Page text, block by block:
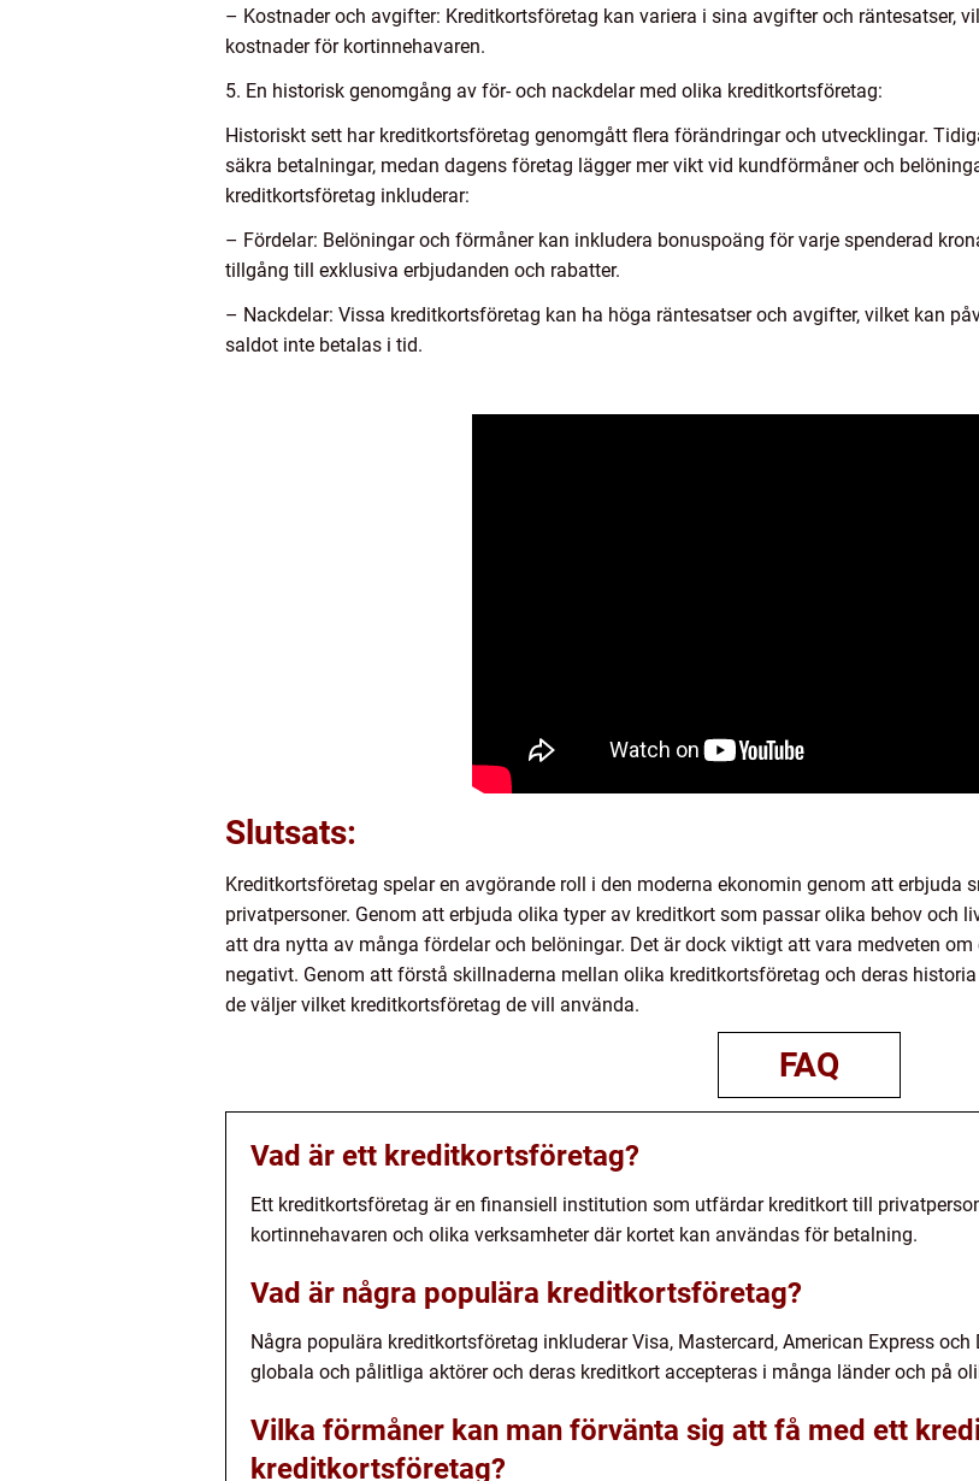
– Kostnader och avgifter: Kreditkortsföretag kan variera i sina avgifter och räntesatser,
kostnader för kortinnehavaren.
5. En historisk genomgång av för- och nackdelar med olika kreditkortsföretag:
Historiskt sett har kreditkortsföretag genomgått flera förändringar och utvecklingar.
säkra betalningar, medan dagens företag lägger mer vikt vid kundförmåner och
kreditkortsföretag inkluderar:
– Fördelar: Belöningar och förmåner kan inkludera bonuspoäng för varje spenderad
tillgång till exklusiva erbjudanden och rabatter.
– Nackdelar: Vissa kreditkortsföretag kan ha höga räntesatser och avgifter, vilket kan
saldot inte betalas i tid.
Slutsats:
Kreditkortsföretag spelar en avgörande roll i den moderna ekonomin genom att erbjuda
privatpersoner. Genom att erbjuda olika typer av kreditkort som passar olika behov och
att dra nytta av många fördelar och belöningar. Det är dock viktigt att vara medveten
negativt. Genom att förstå skillnaderna mellan olika kreditkortsföretag och deras
de väljer vilket kreditkortsföretag de vill använda.
FAQ
Vad är ett kreditkortsföretag?
Ett kreditkortsföretag är en finansiell institution som utfärdar kreditkort till
kortinnehavaren och olika verksamheter där kortet kan användas för betalning.
Vad är några populära kreditkortsföretag?
Några populära kreditkortsföretag inkluderar Visa, Mastercard, American Express
globala och pålitliga aktörer och deras kreditkort accepteras i många länder och på
Vilka förmåner kan man förvänta sig att få med ett
kreditkortsföretag?